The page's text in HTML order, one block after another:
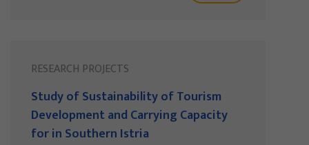
RESEARCH PROJECTS
Study of Sustainability of Tourism
Development and Carrying Capacity
for in Southern Istria